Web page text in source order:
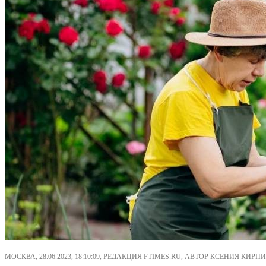
МОСКВА, 28.06.2023, 18:10:09, РЕДАКЦИЯ FTIMES.RU, АВТОР КСЕНИЯ